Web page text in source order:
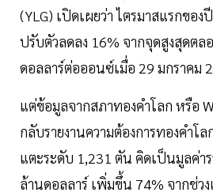
(YLG) เปิดเผยว่า ไตรมาสแรกขอ
ปรับตัวลดลง 16% จากจุดสูงสุดตล
ดอลลาร์ต่อออนซ์เมื่อ 29 มกราคม
แต่ข้อมูลจากสภาทองคำโลก หรือ
กลับรายงานความต้องการทองคำโ
แตะระดับ 1,231 ตัน คิดเป็นมูลค่า
ล้านดอลลาร์ เพิ่มขึ้น 74% จากช่ว